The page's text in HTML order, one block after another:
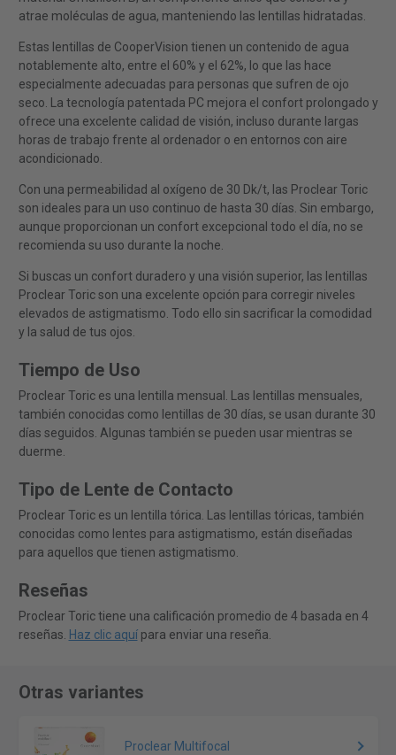
atrae moléculas de agua, manteniendo las lentillas hidratadas.
Estas lentillas de CooperVision tienen un contenido de agua
notablemente alto, entre el 60% y el 62%, lo que las hace
especialmente adecuadas para personas que sufren de ojo
seco. La tecnología patentada PC mejora el confort prolongado y
ofrece una excelente calidad de visión, incluso durante largas
horas de trabajo frente al ordenador o en entornos con aire
acondicionado.
Con una permeabilidad al oxígeno de 30 Dk/t, las Proclear Toric
son ideales para un uso continuo de hasta 30 días. Sin embargo,
aunque proporcionan un confort excepcional todo el día, no se
recomienda su uso durante la noche.
Si buscas un confort duradero y una visión superior, las lentillas
Proclear Toric son una excelente opción para corregir niveles
elevados de astigmatismo. Todo ello sin sacrificar la comodidad
y la salud de tus ojos.
Tiempo de Uso
Proclear Toric es una lentilla mensual. Las lentillas mensuales,
también conocidas como lentillas de 30 días, se usan durante 30
días seguidos. Algunas también se pueden usar mientras se
duerme.
Tipo de Lente de Contacto
Proclear Toric es un lentilla tórica. Las lentillas tóricas, también
conocidas como lentes para astigmatismo, están diseñadas
para aquellos que tienen astigmatismo.
Reseñas
Proclear Toric tiene una calificación promedio de 4 basada en 4
reseñas. Haz clic aquípara enviar una reseña.
Otras variantes
Proclear Multifocal